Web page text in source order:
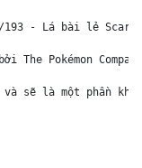
193 - Lá bài lẻ
bởi The Pokémon
sẽ là một phần